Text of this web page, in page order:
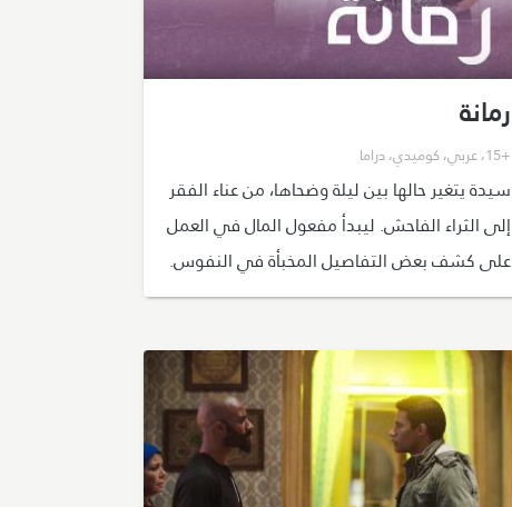
رمانة
+15 ،عربي، كوميدي،دراما
سيدة يتغير حالها بين ليلة وضحاها، من عناء الفقر
إلى الثراء الفاحش. ليبدأ مفعول المال في العمل
على كشف بعض التفاصيل المخبأة في النفوس.